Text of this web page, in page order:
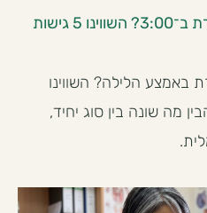
נרדמת בקלות, אבל מתעוררת ב־3:00? השווינו 5 גישות
הלילה? השווינו
מה שונה בין סוג יחיד,